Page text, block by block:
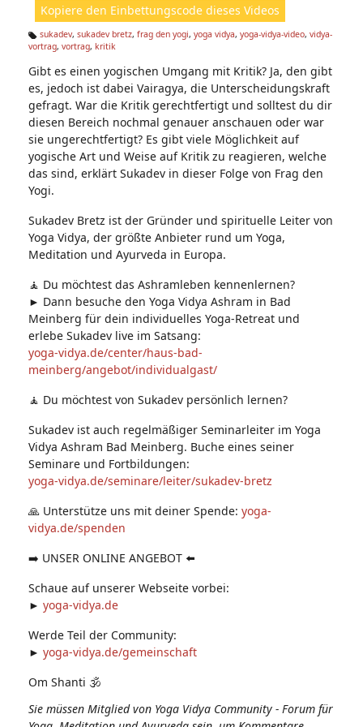
n:
Kopiere den Einbettungscode dieses Videos
Ta
s:
sukadev, sukadev bretz, frag den yogi, yoga vidya, yoga-vidya-video, vidya-
vortrag, vortrag, kritik
Gibt es einen yogischen Umgang mit Kritik? Ja, den gibt
es, jedoch ist dabei Vairagya, die Unterscheidungskraft
gefragt. War die Kritik gerechtfertigt und solltest du dir
diesen Bereich nochmal genauer anschauen oder war
sie ungerechtfertigt? Es gibt viele Möglichkeit auf
yogische Art und Weise auf Kritik zu reagieren, welche
das sind, erklärt Sukadev in dieser Folge von Frag den
Yogi.
Sukadev Bretz ist der Gründer und spirituelle Leiter von
Yoga Vidya, der größte Anbieter rund um Yoga,
Meditation und Ayurveda in Europa.
🧘 Du möchtest das Ashramleben kennenlernen?
► Dann besuche den Yoga Vidya Ashram in Bad
Meinberg für dein individuelles Yoga-Retreat und
erlebe Sukadev live im Satsang:
yoga-vidya.de/center/haus-bad-
meinberg/angebot/individualgast/
🧘 Du möchtest von Sukadev persönlich lernen?
Sukadev ist auch regelmäßiger Seminarleiter im Yoga
Vidya Ashram Bad Meinberg. Buche eines seiner
Seminare und Fortbildungen:
yoga-vidya.de/seminare/leiter/sukadev-bretz
🙏 Unterstütze uns mit deiner Spende: yoga-
vidya.de/spenden
➡️ UNSER ONLINE ANGEBOT ⬅️
Schaue auf unserer Webseite vorbei:
► yoga-vidya.de
Werde Teil der Community:
► yoga-vidya.de/gemeinschaft
Om Shanti 🕉
Sie müssen Mitglied von Yoga Vidya Community - Forum für